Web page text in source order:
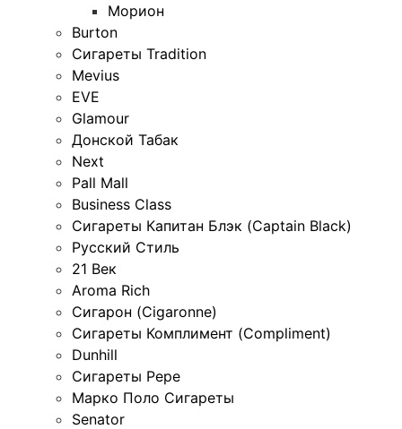
Морион
Burton
Сигареты Tradition
Mevius
EVE
Glamour
Донской Табак
Next
Pall Mall
Business Class
Сигареты Капитан Блэк (Captain Black)
Русский Стиль
21 Век
Aroma Rich
Сигарон (Cigaronne)
Сигареты Комплимент (Compliment)
Dunhill
Сигареты Pepe
Марко Поло Сигареты
Senator